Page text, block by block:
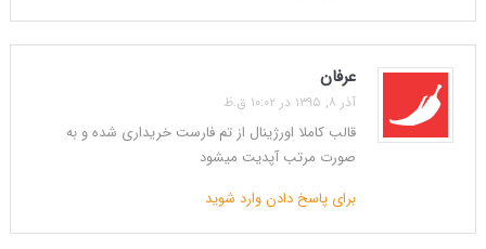
عرفان
آذر ۸, ۱۳۹۵ در ۱۰:۰۲ ق.ظ
قالب کاملا اورژینال از تم فارست خریداری شده و به
صورت مرتب آپدیت میشود
برای پاسخ دادن وارد شوید